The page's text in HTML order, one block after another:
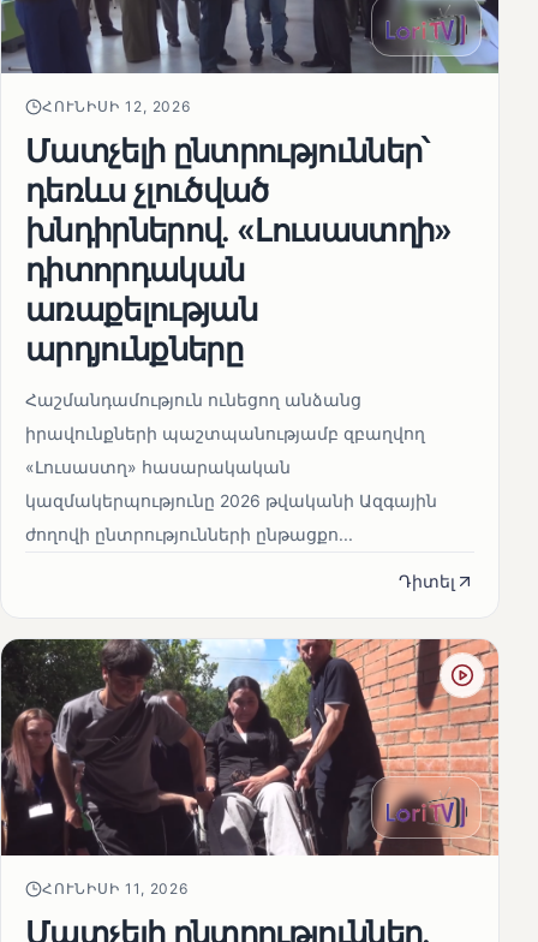
ՀՈՒՆԻՍԻ 12, 2026
Մատչելի ընտրություններ՝
դեռևս չլուծված
խնդիրներով. «Լուսաստղի»
դիտորդական
առաքելության
արդյունքները
Հաշմանդամություն ունեցող անձանց
իրավունքների պաշտպանությամբ զբաղվող
«Լուսաստղ» հասարակական
կազմակերպությունը 2026 թվականի Ազգային
ժողովի ընտրությունների ընթացքո...
Դիտել
ՀՈՒՆԻՍԻ 11, 2026
Մատչելի ընտրություններ.